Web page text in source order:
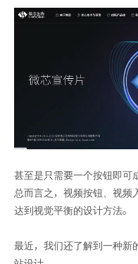
甚至是只需要一个按钮即可
总而言之，视频按钮、视频
达到视觉平衡的设计方法。
最近，我们还了解到一种新